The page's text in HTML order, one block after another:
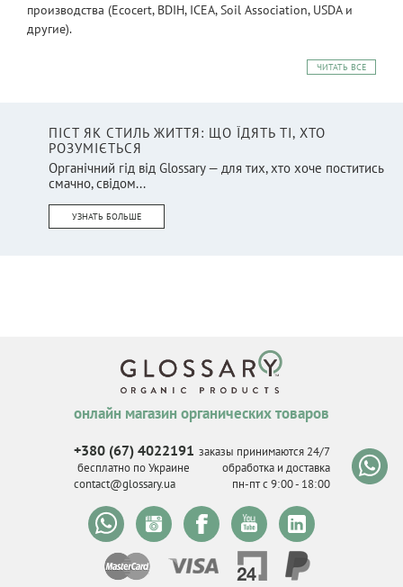
производства (Ecocert, BDIH, ICEA, Soil Association, USDA и
другие).
ЧИТАТЬ ВСЕ
ПІСТ ЯК СТИЛЬ ЖИТТЯ: ЩО ЇДЯТЬ ТІ, ХТО
РОЗУМІЄТЬСЯ
Органічний гід від Glossary — для тих, хто хоче поститись
смачно, свідом...
УЗНАТЬ БОЛЬШЕ
онлайн магазин органических товаров
+380 (67) 4022191
бесплатно по Украине
contact@glossary.ua
заказы принимаются 24/7
обработка и доставка
пн-пт с 9:00 - 18:00